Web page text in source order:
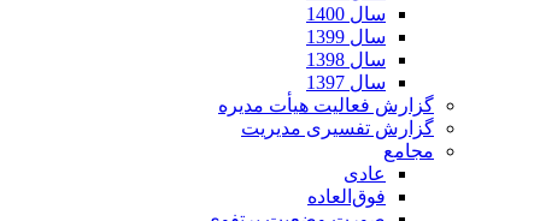
سال 1400
سال 1399
سال 1398
سال 1397
گزارش فعالیت هیأت مدیره
گزارش تفسیری مدیریت
مجامع
عادی
فوق‌العاده